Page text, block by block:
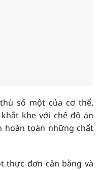
số một của cơ thể.
khe với chế độ ăn
hoàn toàn những chất
thực đơn cân bằng và